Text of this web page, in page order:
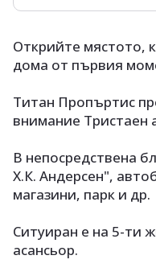
Открийте мястото,
дома от първия
Титан Пропъртис
внимание Тристаен
В непосредствена
Х.К. Андерсен",
магазини, парк и др.
Ситуиран е на 5-ти
асансьор.